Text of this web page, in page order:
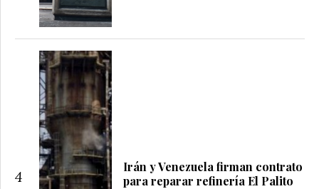
4
Irán y Venezuela firman contrato
para reparar refinería El Palito